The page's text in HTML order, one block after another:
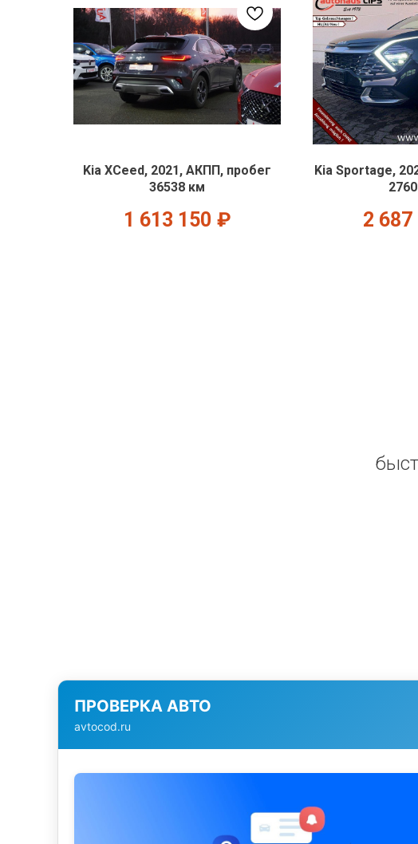
Kia XCeed, 2021, АКПП, пробег
36538 км
1 613 150 ₽
Kia Sportage,
2 687
ПРОВЕРКА АВТО
avtocod.ru